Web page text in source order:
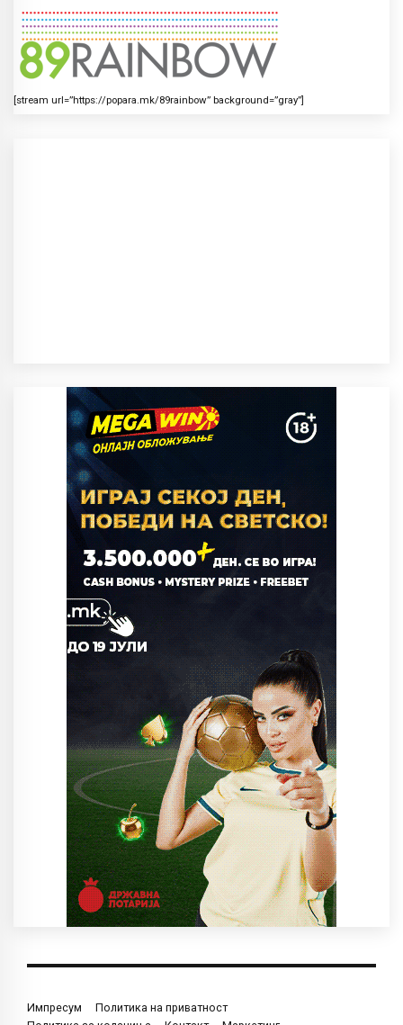
[stream url=”https://popara.mk/89rainbow” background=”gray”]
Импресум
Политика на приватност